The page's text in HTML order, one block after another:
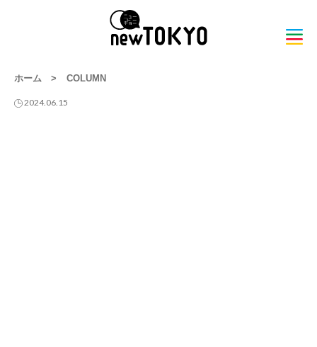
ホーム > COLUMN
2024.06.15